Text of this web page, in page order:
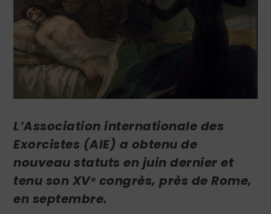
L’Association internationale des
Exorcistes (AIE) a obtenu de
nouveau statuts en juin dernier et
tenu son XVᵉ congrès, près de Rome,
en septembre.